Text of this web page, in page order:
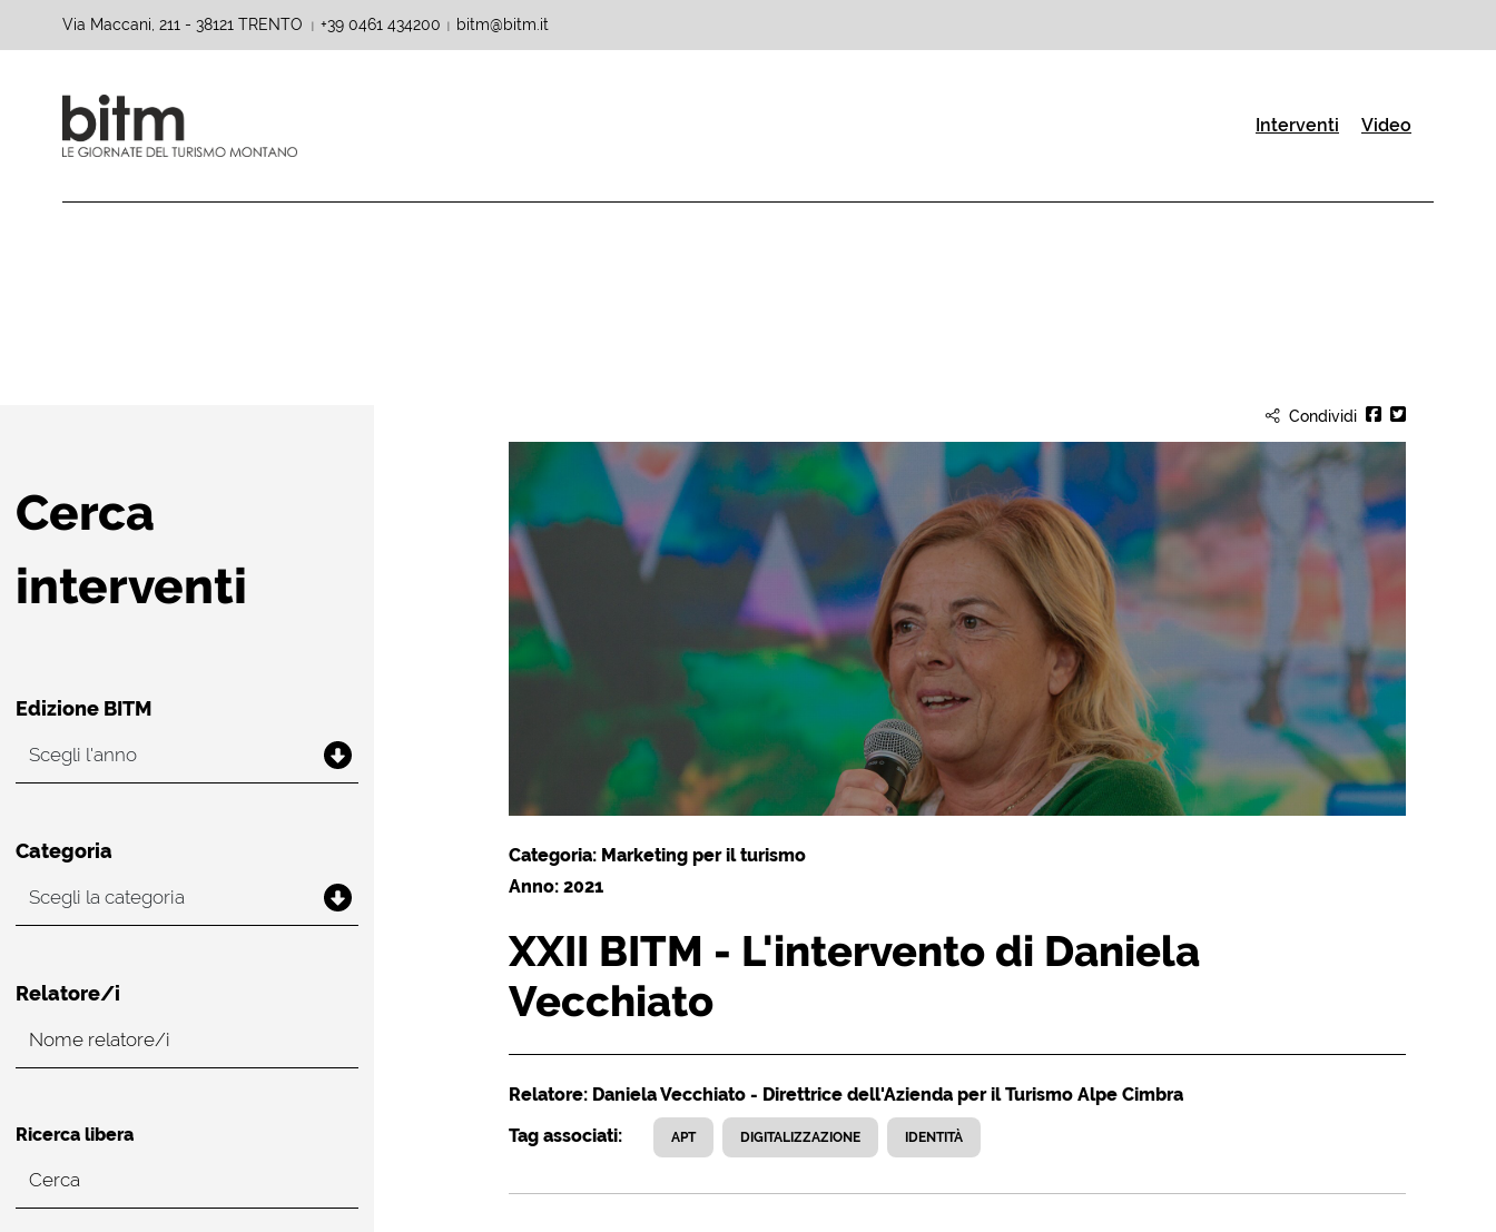
Via Maccani, 211 - 38121 TRENTO +39 0461 434200 bitm@bitm.it
Interventi (Pagina corrente)
Video
Cerca
interventi
Edizione BITM
Categoria
Relatore/i
Ricerca libera
Condividi
Categoria: Marketing per il turismo
Anno: 2021
XXII BITM - L'intervento di Daniela
Vecchiato
Relatore: Daniela Vecchiato - Direttrice dell'Azienda per il Turismo Alpe Cimbra
Tag associati:
APT DIGITALIZZAZIONE IDENTITÀ